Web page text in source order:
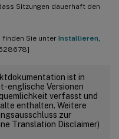
Sitzungen dauerhaft den
finden Sie unter Installieren,
ist in
englische Versionen
verfasst und
enthalten. Weitere
zur
Translation Disclaimer)